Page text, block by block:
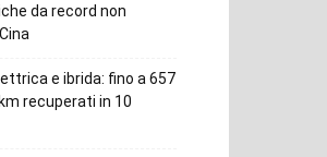
da record non
e ibrida: fino a 657
recuperati in 10